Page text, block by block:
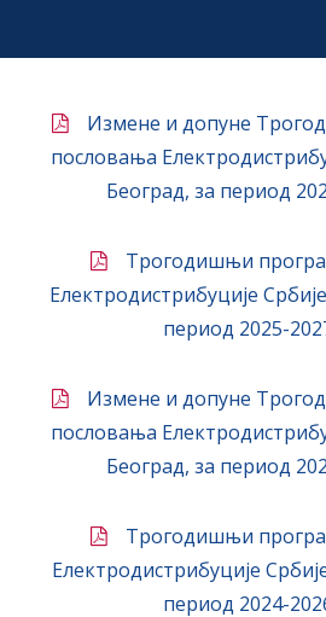
Измене и допуне
пословања
Београд, за период
Трогодишњи
Електродистрибуције
период 2025-
Измене и допуне
пословања
Београд, за период
Трогодишњи
Електродистрибуције
период 2024-